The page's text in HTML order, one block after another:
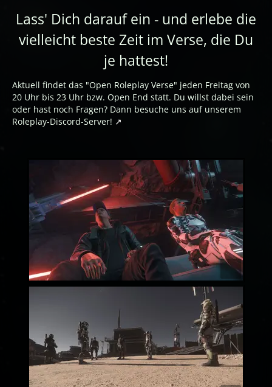
Lass' Dich darauf ein - und erlebe die
vielleicht beste Zeit im Verse, die Du
je hattest!
Aktuell findet das "Open Roleplay Verse" jeden Freitag von
20 Uhr bis 23 Uhr bzw. Open End statt. Du willst dabei sein
oder hast noch Fragen? Dann besuche uns auf unserem
Roleplay-Discord-Server!